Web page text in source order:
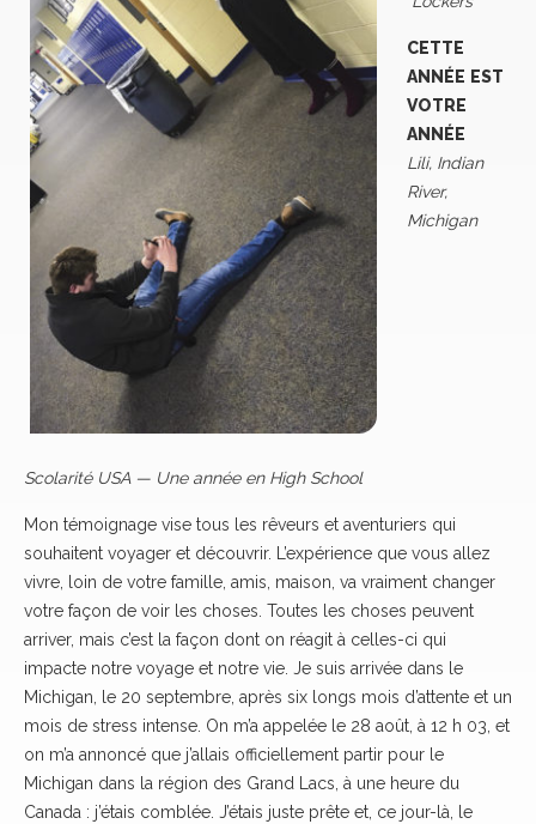
CETTE
ANNÉE EST
VOTRE
ANNÉE
Lili, Indian
River,
Michigan
Scolarité USA — Une année en High School
Mon témoignage vise tous les rêveurs et aventuriers qui
souhaitent voyager et découvrir. L’expérience que vous allez
vivre, loin de votre famille, amis, maison, va vraiment changer
votre façon de voir les choses. Toutes les choses peuvent
arriver, mais c’est la façon dont on réagit à celles-ci qui
impacte notre voyage et notre vie. Je suis arrivée dans le
Michigan, le 20 septembre, après six longs mois d’attente et un
mois de stress intense. On m’a appelée le 28 août, à 12 h 03, et
on m’a annoncé que j’allais officiellement partir pour le
Michigan dans la région des Grand Lacs, à une heure du
Canada : j’étais comblée. J’étais juste prête et, ce jour-là, le